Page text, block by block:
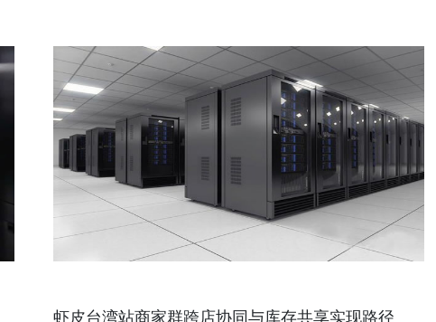
虾皮台湾站商家群跨店协同与库存共享实现路径